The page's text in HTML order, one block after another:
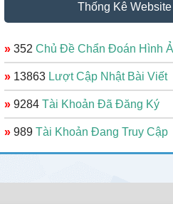
Thống Kê Website
» 352 Chủ Đề Chẩn Đoán Hình
» 13863 Lượt Cập Nhật Bài Viết
» 9284 Tài Khoản Đã Đăng Ký
» 989 Tài Khoản Đang Truy Cập